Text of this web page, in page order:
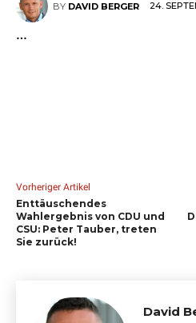
BY DAVID BERGER 24.
…
Vorheriger Artikel
Enttäuschendes
Wahlergebnis von CDU und
CSU: Peter Tauber, treten
Sie zurück!
David